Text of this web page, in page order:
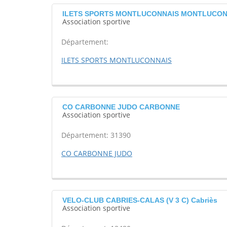
ILETS SPORTS MONTLUCONNAIS MONTLUCON
Association sportive
Département:
ILETS SPORTS MONTLUCONNAIS
CO CARBONNE JUDO CARBONNE
Association sportive
Département: 31390
CO CARBONNE JUDO
VELO-CLUB CABRIES-CALAS (V 3 C) Cabriès
Association sportive